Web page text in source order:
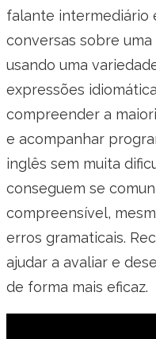
falante intermediário
conversas sobre
usando uma
expressões
compreender a
e acompanhar
inglês sem muita
conseguem se
compreensível,
erros gramaticais.
ajudar a avaliar e
de forma mais eficaz.